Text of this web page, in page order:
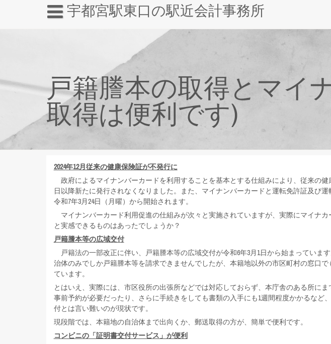
宇都宮駅東口の駅近会計事務所
戸籍謄本の取得とマイ
取得は便利です)
2024年12月従来の健康保険証が不発行に
政府によるマイナンバーカードを利用することを基本とする仕組みにより、従来の健
日以降新たに発行されなくなりました。また、マイナンバーカードと運転免許証及び
令和7年3月24日（月曜）から開始されます。
マイナンバーカード利用促進の仕組みが次々と実施されていますが、実際にマイナカ
と実感できるものはあったでしょうか？
戸籍謄本等の広域交付
戸籍法の一部改正に伴い、戸籍謄本等の広域交付が令和6年3月1日から始まっていま
治体のみでしか戸籍謄本等を請求できませんでしたが、本籍地以外の市区町村の窓口で
ています。
とはいえ、実際には、市区役所の出張所などでは対応しておらず、本庁舎のある所にま
事前予約が必要だったり、さらに手続きをしても書類の入手にも1週間程度かかるなど
付とは言い難いのが現状です。
現段階では、本籍地の自治体まで出向くか、郵送取得の方が、簡単で便利です。
コンビニの「証明書交付サービス」が便利